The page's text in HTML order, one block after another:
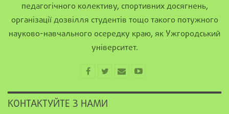
педагогічного колективу, спортивних досягнень,
організації дозвілля студентів тощо такого потужного
науково-навчального осередку краю, як Ужгородський
університет.
КОНТАКТУЙТЕ З НАМИ